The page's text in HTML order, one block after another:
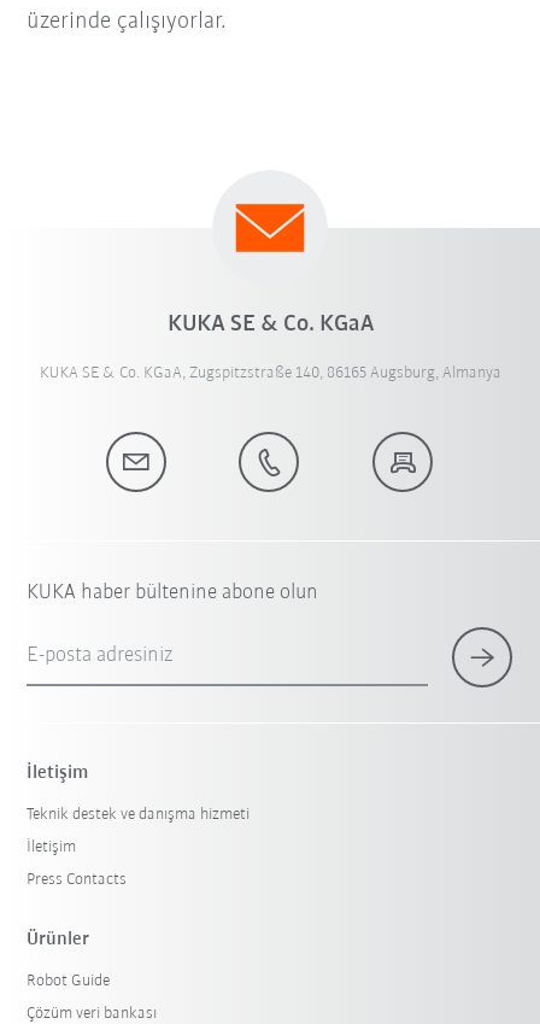
üzerinde çalışıyorlar.
KUKA SE & Co. KGaA
KUKA SE & Co. KGaA, Zugspitzstraße 140, 86165 Augsburg, Almanya
KUKA haber bültenine abone olun
E-posta adresiniz
İletişim
Teknik destek ve danışma hizmeti
İletişim
Press Contacts
Ürünler
Robot Guide
Çözüm veri bankası